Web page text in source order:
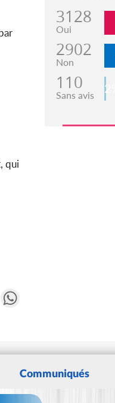
qui
Messenger
3128
Oui
2902
Non
110
Sans avis 2%
Communiqués